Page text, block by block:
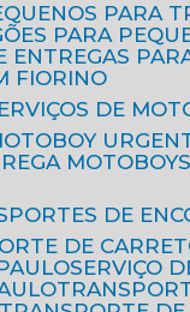
PARA
PARA
ENTREGAS
FIORINO
SERVIÇOS DE
MOTOBOY
DE
DE
SERVIÇO